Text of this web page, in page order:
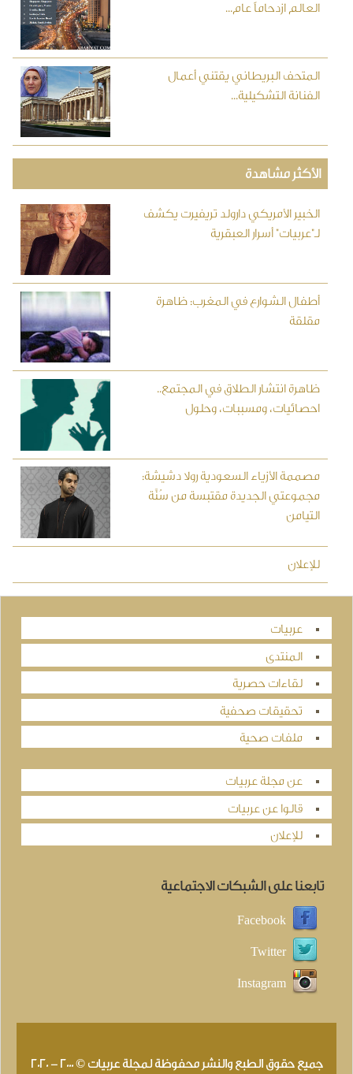
العالم ازدحاماً عام...
المتحف البريطاني يقتني أعمال
الفنانة التشكيلية...
الأكثر مشاهدة
الخبير الأمريكي دارولد تريفيرت يكشف
لـ"عربيات" أسرار العبقرية
أطفال الشوارع في المغرب: ظاهرة
مقلقة
ظاهرة انتشار الطلاق في المجتمع..
احصائيات، ومسببات، وحلول
مصممة الأزياء السعودية رولا دشيشة:
مجموعتي الجديدة مقتبسة من سُنَّة
التيامن
للإعلان
عربيات
المنتدى
لقاءات حصرية
تحقيقات صحفية
ملفات صحية
عن مجلة عربيات
قالوا عن عربيات
للإعلان
تابعنا على الشبكات الاجتماعية
Facebook
Twitter
Instagram
جميع حقوق الطبع والنشر محفوظة لمجلة عربيات © 2000 - 2020